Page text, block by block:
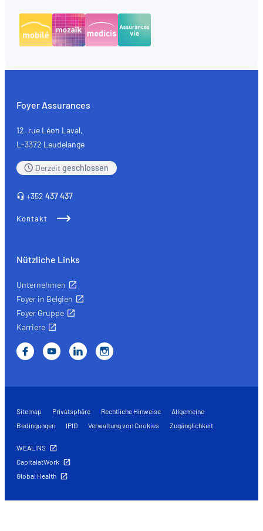
Foyer Assurances
12, rue Léon Laval,
L-3372 Leudelange
Derzeitgeschlossen
+352 437 437
Kontakt
Nützliche Links
Unternehmen
Foyer in Belgien
Foyer Gruppe
Karriere
Sitemap Privatsphäre Rechtliche Hinweise
Allgemeine
Bedingungen
IPID Verwaltung von Cookies Zugänglichkeit
WEALINS
CapitalatWork
Global Health